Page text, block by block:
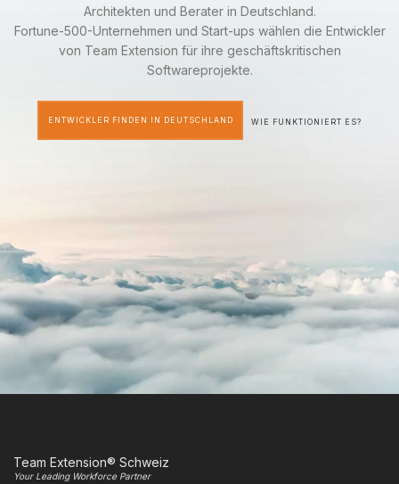
Architekten und Berater in Deutschland.
Fortune-500-Unternehmen und Start-ups wählen die Entwickler
von Team Extension für ihre geschäftskritischen
Softwareprojekte.
ENTWICKLER FINDEN IN DEUTSCHLAND WIE FUNKTIONIERT ES?
Team Extension® Schweiz
Your Leading Workforce Partner